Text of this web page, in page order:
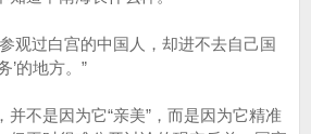
观过白宫的中国人，却进不去自己国
’的地方。”
并不是因为它“亲美”，而是因为它精准